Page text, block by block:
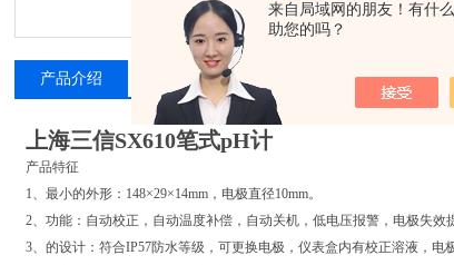
来自局域网的朋友！有什
助您的吗？
产品介绍 相关产品
上海三信SX610笔式pH计
产品特征
1、最小的外形：148×29×14mm，电极直径10mm。
2、功能：自动校正，自动温度补偿，自动关机，低电压报警，电极失效
3、的设计：符合IP57防水等级，可更换电极，仪表盒内有校正溶液，电